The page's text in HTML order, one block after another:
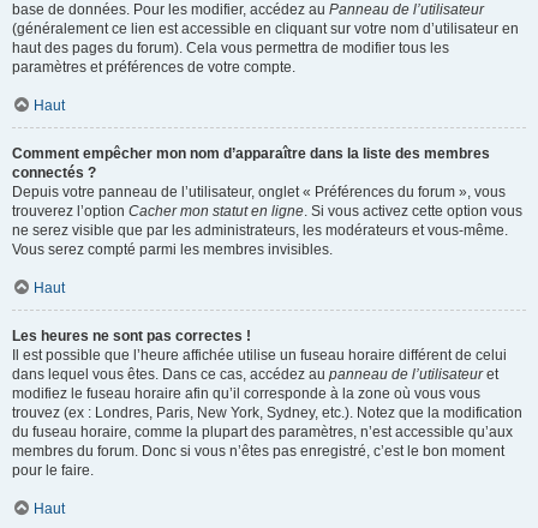
base de données. Pour les modifier, accédez au Panneau de l’utilisateur
(généralement ce lien est accessible en cliquant sur votre nom d’utilisateur en
haut des pages du forum). Cela vous permettra de modifier tous les
paramètres et préférences de votre compte.
Haut
Comment empêcher mon nom d’apparaître dans la liste des membres
connectés ?
Depuis votre panneau de l’utilisateur, onglet « Préférences du forum », vous
trouverez l’option Cacher mon statut en ligne. Si vous activez cette option vous
ne serez visible que par les administrateurs, les modérateurs et vous-même.
Vous serez compté parmi les membres invisibles.
Haut
Les heures ne sont pas correctes !
Il est possible que l’heure affichée utilise un fuseau horaire différent de celui
dans lequel vous êtes. Dans ce cas, accédez au panneau de l’utilisateuret
modifiez le fuseau horaire afin qu’il corresponde à la zone où vous vous
trouvez (ex : Londres, Paris, New York, Sydney, etc.). Notez que la modification
du fuseau horaire, comme la plupart des paramètres, n’est accessible qu’aux
membres du forum. Donc si vous n’êtes pas enregistré, c’est le bon moment
pour le faire.
Haut